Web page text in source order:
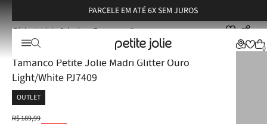
PARCELE EM ATÉ 6X SEM JUROS
0
Calçados Tamancos Tamanco Petite Jolie Madri Glitter Ouro Light/White PJ7409
☆☆
Tamanco Petite Jolie Madri Glitter Ouro
Light/White PJ7409
OUTLET
R$189,99